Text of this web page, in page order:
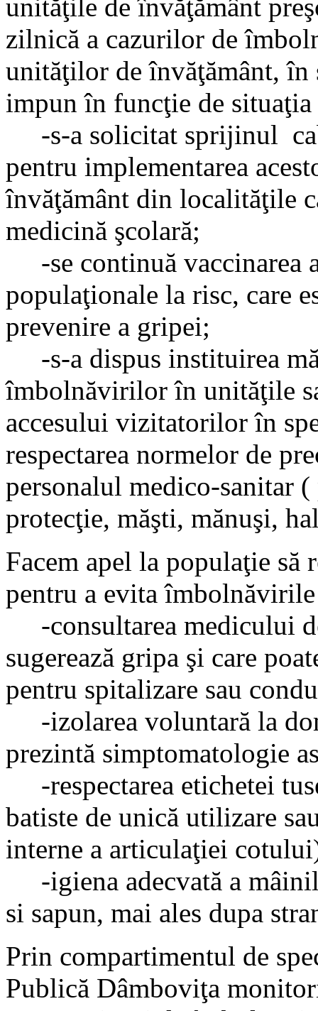
unităţile de învăţământ
zilnică a cazurilor de
unităţilor de învăţământ,
impun în funcţie de
-s-a solicitat sprijinul
pentru implementarea
învăţământ din localităţile
medicină şcolară;
-se continuă vaccinarea
populaţionale la risc, care
prevenire a gripei;
-s-a dispus instituirea
îmbolnăvirilor în unităţile
accesului vizitatorilor în
respectarea normelor de
personalul medico-sanitar
protecţie, măşti, mănuşi,
Facem apel la populaţie să
pentru a evita
-consultarea medicului
sugerează gripa şi care
pentru spitalizare sau
-izolarea voluntară la
prezintă simptomatologie
-respectarea etichetei
batiste de unică utilizare
interne a articulaţiei
-igiena adecvată a
si sapun, mai ales dupa
Prin compartimentul de
Publică Dâmboviţa